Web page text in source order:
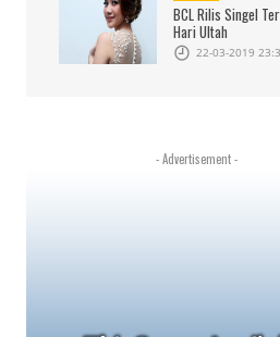
BCL Rilis Singel
Hari Ultah
22-03-2019
- Advertisement -